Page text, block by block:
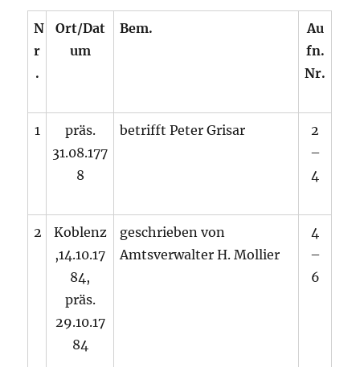
N
r
.
Ort/Dat
um
Bem.
Au
fn.
Nr.
1
präs.
31.08.177
8
betrifft Peter Grisar
2
–
4
2
Koblenz
,14.10.17
84,
präs.
29.10.17
84
geschrieben von
Amtsverwalter H. Mollier
4
–
6